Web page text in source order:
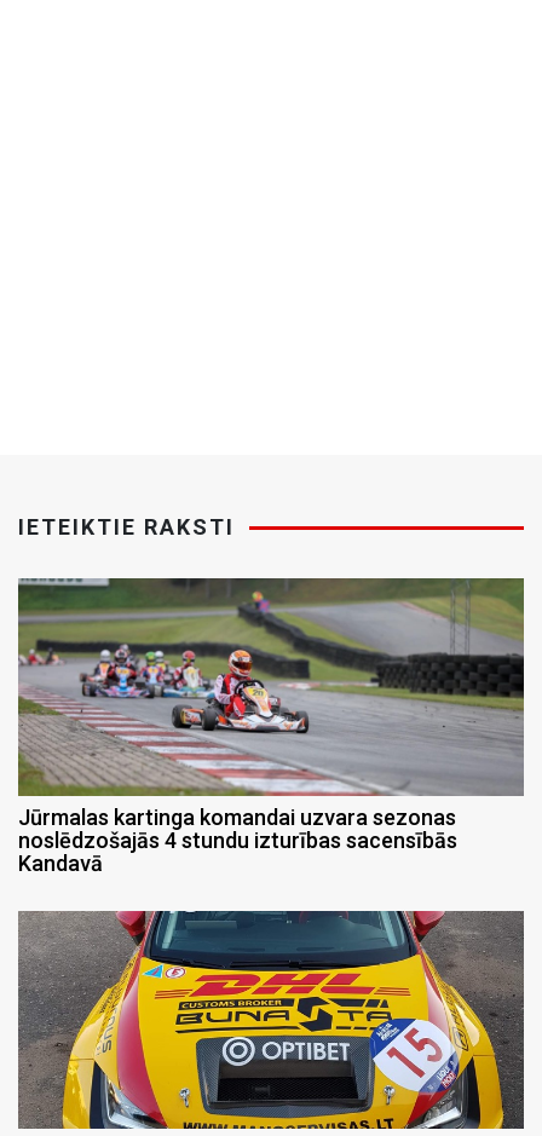
IETEIKTIE RAKSTI
Jūrmalas kartinga komandai uzvara sezonas
noslēdzošajās 4 stundu izturības sacensībās
Kandavā